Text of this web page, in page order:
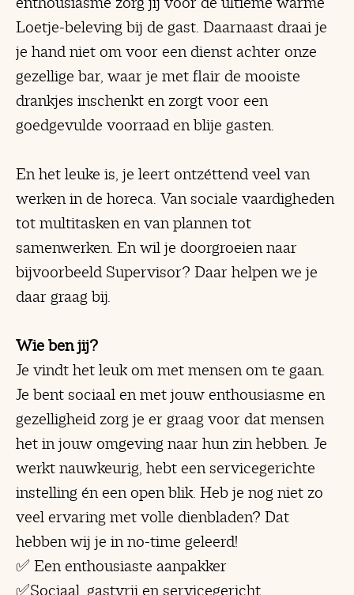
Loetje-beleving bij de gast. Daarnaast draai je
je hand niet om voor een dienst achter onze
gezellige bar, waar je met flair de mooiste
drankjes inschenkt en zorgt voor een
goedgevulde voorraad en blije gasten.
En het leuke is, je leert ontzéttend veel van
werken in de horeca. Van sociale vaardigheden
tot multitasken en van plannen tot
samenwerken. En wil je doorgroeien naar
bijvoorbeeld Supervisor? Daar helpen we je
daar graag bij.
Wie ben jij?
Je vindt het leuk om met mensen om te gaan.
Je bent sociaal en met jouw enthousiasme en
gezelligheid zorg je er graag voor dat mensen
het in jouw omgeving naar hun zin hebben. Je
werkt nauwkeurig, hebt een servicegerichte
instelling én een open blik. Heb je nog niet zo
veel ervaring met volle dienbladen? Dat
hebben wij je in no-time geleerd!
✅ Een enthousiaste aanpakker
✅Sociaal, gastvrij en servicegericht